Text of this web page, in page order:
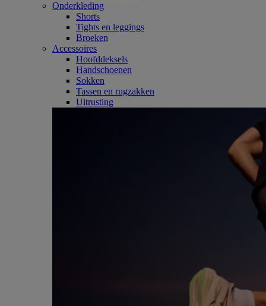
Onderkleding
Shorts
Tights en leggings
Broeken
Accessoires
Hoofddeksels
Handschoenen
Sokken
Tassen en rugzakken
Uitrusting